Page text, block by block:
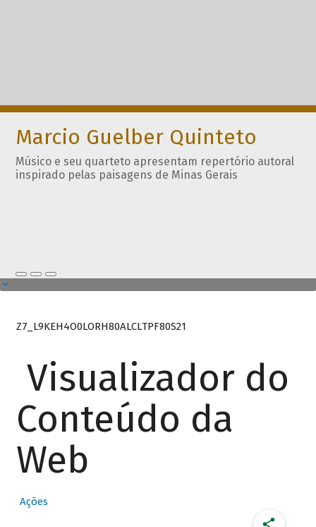
Marcio Guelber Quinteto
Músico e seu quarteto apresentam repertório autoral
inspirado pelas paisagens de Minas Gerais
Z7_L9KEH4O0LORH80ALCLTPF80S21
Visualizador do
Conteúdo da
Web
Ações